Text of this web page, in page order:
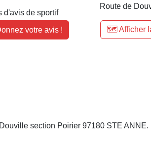
d'avis de sportif
votre avis !
Route de
🗺️ Afficher
section Poirier 97180 STE ANNE.